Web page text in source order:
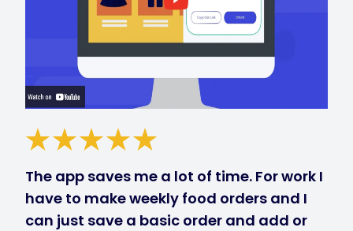
The app saves me a lot of time. For work I
have to make weekly food orders and I
can just save a basic order and add or